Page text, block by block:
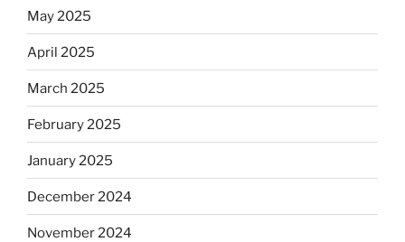
May 2025
April 2025
March 2025
February 2025
January 2025
December 2024
November 2024